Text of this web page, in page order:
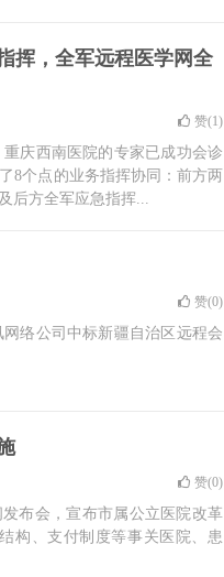
挥，全军远程医学网全
赞(1)
庆西南医院的专家已成功会诊
8个点的业务指挥协同：前方两
后方全军应急指挥...
赞(0)
络公司中标新疆自治区远程会
赞(0)
布会，宣布市属公立医院改革
构、支付制度等事关医院、患